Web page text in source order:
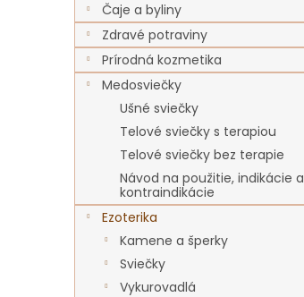
Čaje a byliny
Zdravé potraviny
Prírodná kozmetika
Medosviečky
Ušné sviečky
Telové sviečky s terapiou
Telové sviečky bez terapie
Návod na použitie, indikácie a
kontraindikácie
Ezoterika
Kamene a šperky
Sviečky
Vykurovadlá